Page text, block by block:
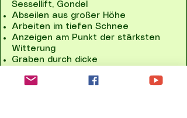
Sessellift, Gondel
Abseilen aus großer Höhe
Arbeiten im tiefen Schnee
Anzeigen am Punkt der stärksten
Witterung
Graben durch dicke